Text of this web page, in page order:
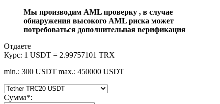
Мы производим AML проверку , в случае
обнаружения высокого AML риска может
потребоваться дополнительная верификация
Отдаете
Курс: 1 USDT = 2.99757101 TRX
min.: 300 USDT max.: 450000 USDT
Сумма*: